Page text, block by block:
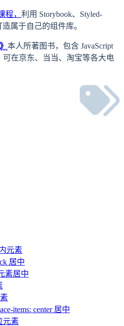
程， 利用 Storybook、Styled-
造属于自己的组件库。
本人所著图书，包含 JavaScript
在京东、当当、淘宝等各大电
元素
居中
素居中
items: center 居中
元素